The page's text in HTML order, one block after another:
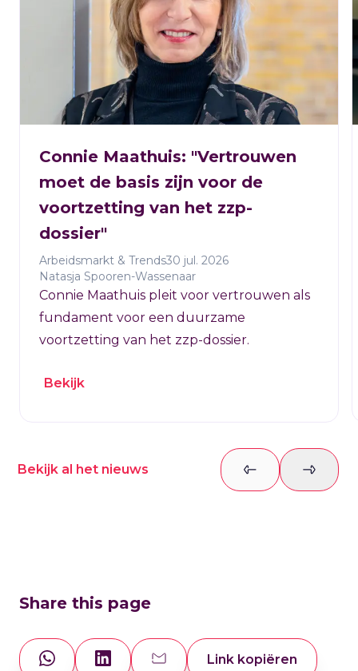
Connie Maathuis: "Vertrouwen
moet de basis zijn voor de
voortzetting van het zzp-
dossier"
Arbeidsmarkt & Trends30 jul. 2026
Natasja Spooren-Wassenaar
Connie Maathuis pleit voor vertrouwen als
fundament voor een duurzame
voortzetting van het zzp-dossier.
Bekijk
Bekijk al het nieuws
Previous slide
Next
Share this page
Link kopiëren